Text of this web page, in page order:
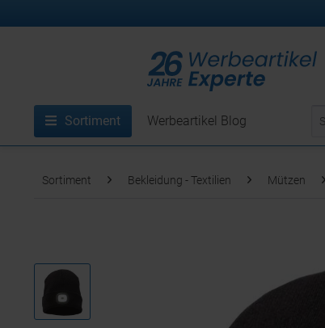
Sortiment Werbeartikel Blog
Sortiment Bekleidung - Textilien Mützen